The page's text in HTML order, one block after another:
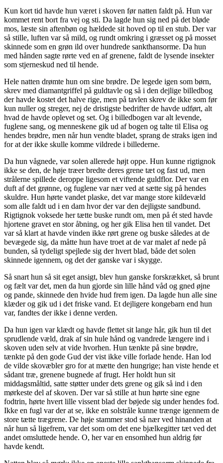
Kun kort tid havde hun været i skoven før natten faldt på. Hun var
kommet rent bort fra vej og sti. Da lagde hun sig ned på det bløde
mos, læste sin aftenbøn og hældede sit hoved op til en stub. Der var
så stille, luften var så mild, og rundt omkring i græsset og på mosset
skinnede som en grøn ild over hundrede sankthansorme. Da hun
med hånden sagte rørte ved en af grenene, faldt de lysende insekter
som stjerneskud ned til hende.
Hele natten drømte hun om sine brødre. De legede igen som børn,
skrev med diamantgriffel på guldtavle og så i den dejlige billedbog
der havde kostet det halve rige, men på tavlen skrev de ikke som før
kun nuller og streger, nej de dristigste bedrifter de havde udført, alt
hvad de havde oplevet og set. Og i billedbogen var alt levende,
fuglene sang, og menneskene gik ud af bogen og talte til Elisa og
hendes brødre, men når hun vendte bladet, sprang de straks igen ind
for at der ikke skulle komme vildrede i billederne.
Da hun vågnede, var solen allerede højt oppe. Hun kunne rigtignok
ikke se den, de høje træer bredte deres grene tæt og fast ud, men
strålerne spillede deroppe ligesom et viftende guldflor. Der var en
duft af det grønne, og fuglene var nær ved at sætte sig på hendes
skuldre. Hun hørte vandet plaske, det var mange store kildevæld
som alle faldt ud i en dam hvor der var den dejligste sandbund.
Rigtignok voksede her tætte buske rundt om, men på ét sted havde
hjortene gravet en stor åbning, og her gik Elisa hen til vandet. Det
var så klart at havde vinden ikke rørt grene og buske således at de
bevægede sig, da måtte hun have troet at de var malet af nede på
bunden, så tydeligt spejlede sig der hvert blad, både det solen
skinnede igennem, og det der ganske var i skygge.
Så snart hun så sit eget ansigt, blev hun ganske forskrækket, så brunt
og fælt var det, men da hun gjorde sin lille hånd våd og gned øjne
og pande, skinnede den hvide hud frem igen. Da lagde hun alle sine
klæder og gik ud i det friske vand. Et dejligere kongebarn end hun
var, fandtes der ikke i denne verden.
Da hun igen var klædt og havde flettet sit lange hår, gik hun til det
sprudlende væld, drak af sin hule hånd og vandrede længere ind i
skoven uden selv at vide hvorhen. Hun tænkte på sine brødre,
tænkte på den gode Gud der vist ikke ville forlade hende. Han lod
de vilde skovæbler gro for at mætte den hungrige; han viste hende et
sådant træ, grenene bugnede af frugt. Her holdt hun sit
middagsmåltid, satte støtter under dets grene og gik så ind i den
mørkeste del af skoven. Der var så stille at hun hørte sine egne
fodtrin, hørte hvert lille vissent blad der bøjede sig under hendes fod.
Ikke en fugl var der at se, ikke en solstråle kunne trænge igennem de
store tætte trægrene. De høje stammer stod så nær ved hinanden at
når hun så ligefrem, var det som om det ene bjælkegitter tæt ved det
andet omsluttede hende. O, her var en ensomhed hun aldrig før
havde kendt.